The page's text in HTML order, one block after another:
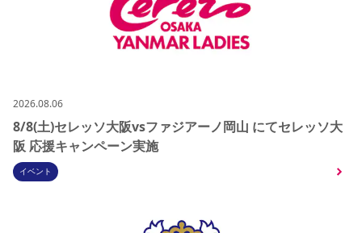
2026.08.06
8/8(土)セレッソ大阪vsファジアーノ岡山 にてセレッソ大
阪 応援キャンペーン実施
イベント